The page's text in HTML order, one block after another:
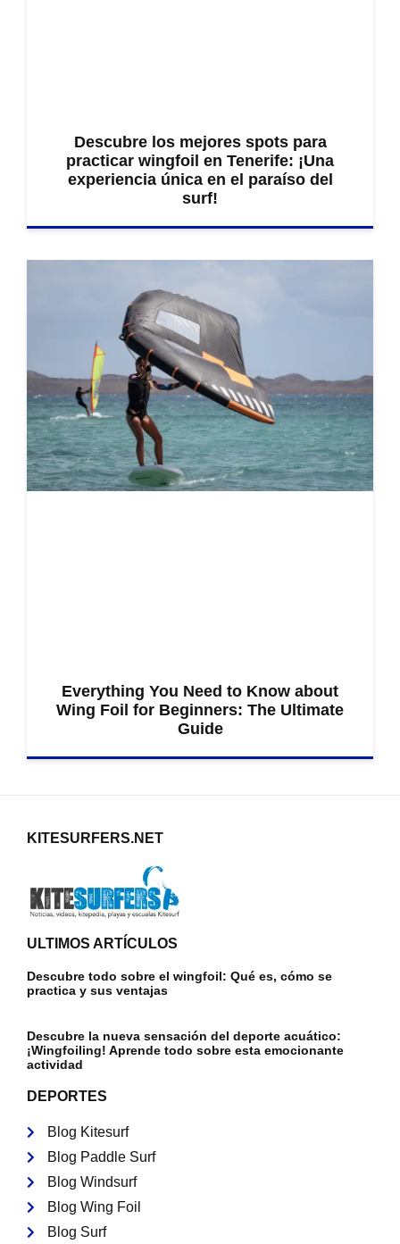
Descubre los mejores spots para
practicar wingfoil en Tenerife: ¡Una
experiencia única en el paraíso del
surf!
Everything You Need to Know about
Wing Foil for Beginners: The Ultimate
Guide
KITESURFERS.NET
ULTIMOS ARTÍCULOS
Descubre todo sobre el wingfoil: Qué es, cómo se
practica y sus ventajas
Descubre la nueva sensación del deporte acuático:
¡Wingfoiling! Aprende todo sobre esta emocionante
actividad
DEPORTES
Blog Kitesurf
Blog Paddle Surf
Blog Windsurf
Blog Wing Foil
Blog Surf